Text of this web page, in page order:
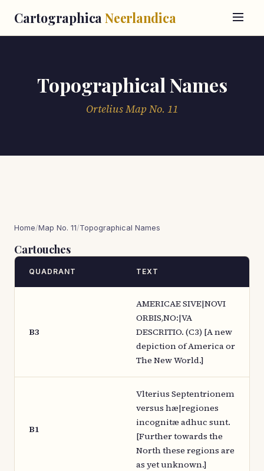
Cartographica Neerlandica
Topographical Names
Ortelius Map No. 11
Home/Map No. 11/Topographical Names
Cartouches
QUADRANT TEXT
B3
AMERICAE SIVE|NOVI
ORBIS,NO:|VA
DESCRITIO. (C3) [A new
depiction of America or
The New World.]
B1
Vlterius Septentrionem
versus hæ|regiones
incognitæ adhuc sunt.
[Further towards the
North these regions are
as yet unknown.]